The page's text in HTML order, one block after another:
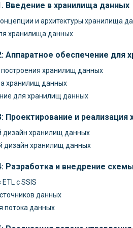
Введение в хранилища данных
и архитектуры хранилища
хранилища данных
Аппаратное обеспечение для
хранилищ данных
хранилищ данных
для хранилищ данных
Проектирование и реализация
дизайн хранилищ данных
дизайн хранилищ данных
Разработка и внедрение
с SSIS
данных
потока данных